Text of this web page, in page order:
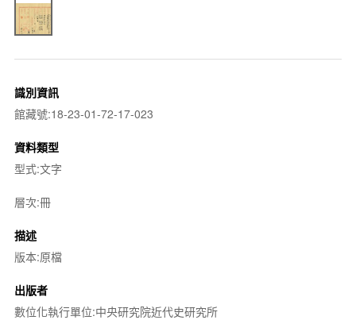
識別資訊
館藏號:18-23-01-72-17-023
資料類型
型式:文字
層次:冊
描述
版本:原檔
出版者
數位化執行單位:中央研究院近代史研究所